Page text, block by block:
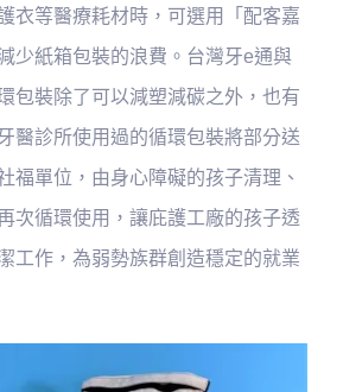
衣等醫療耗材時，可選用「配客嘉
少紙箱包裝的浪費。台灣牙e通與
包裝除了可以減塑減碳之外，也有
醫診所使用過的循環包裝將部分送
福單位，由身心障礙的孩子清理、
次循環使用，讓庇護工廠的孩子透
工作，為弱勢族群創造穩定的就業